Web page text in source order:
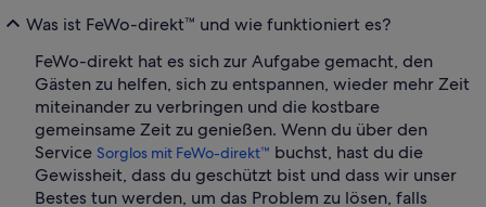
Was ist FeWo-direkt™ und wie funktioniert es?
FeWo-direkt hat es sich zur Aufgabe gemacht, den
Gästen zu helfen, sich zu entspannen, wieder mehr Zeit
miteinander zu verbringen und die kostbare
gemeinsame Zeit zu genießen. Wenn du über den
Service Sorglos mit FeWo-direkt™ buchst, hast du die
Gewissheit, dass du geschützt bist und dass wir unser
Bestes tun werden, um das Problem zu lösen, falls